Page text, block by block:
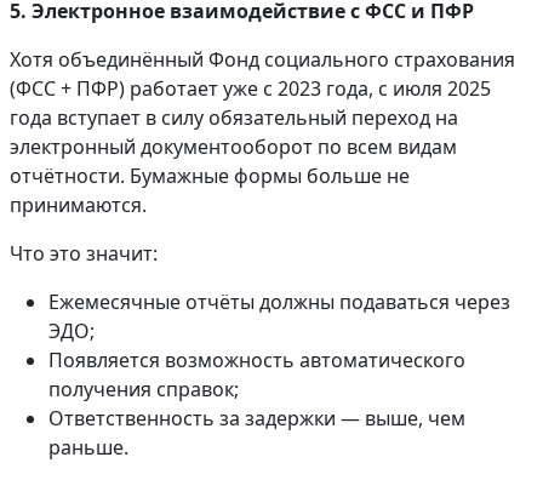
5. Электронное взаимодействие с ФСС и ПФР
Хотя объединённый Фонд социального страхования
(ФСС + ПФР) работает уже с 2023 года, с июля 2025
года вступает в силу обязательный переход на
электронный документооборот по всем видам
отчётности. Бумажные формы больше не
принимаются.
Что это значит:
Ежемесячные отчёты должны подаваться через
ЭДО;
Появляется возможность автоматического
получения справок;
Ответственность за задержки — выше, чем
раньше.